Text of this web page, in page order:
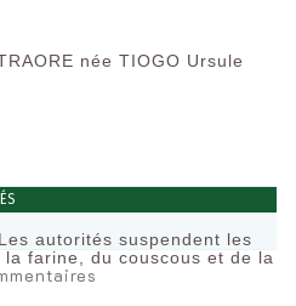
née TIOGO Ursule
autorités suspendent les
la farine, du couscous et de la